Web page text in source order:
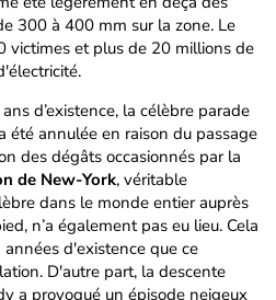
300 à 400 mm sur la zone. Le
victimes et plus de 20 millions de
d’existence, la célèbre parade
été annulée en raison du passage
des dégâts occasionnés par la
de New-York, véritable
dans le monde entier auprès
n’a également pas eu lieu. Cela
d'existence que ce
D'autre part, la descente
a provoqué un épisode neigeux